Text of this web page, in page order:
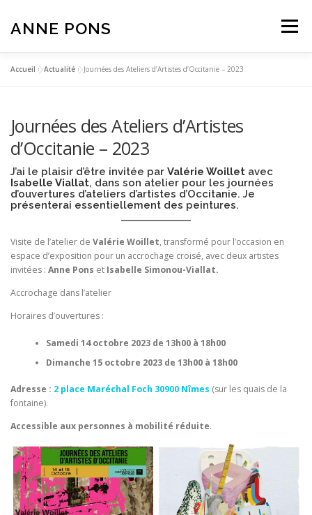
contenu
ANNE PONS Menu
TEXTES CONTACT
Accueil »Actualité »Journées des Ateliers d’Artistes d’Occitanie – 2023
Journées des Ateliers d’Artistes
d’Occitanie – 2023
J’ai le plaisir d’être invitée par Valérie Woillet avec
Isabelle Viallat, dans son atelier pour les journées
d’ouvertures d’ateliers d’artistes d’Occitanie. Je
présenterai essentiellement des peintures.
Visite de l’atelier de Valérie Woillet, transformé pour l’occasion en
espace d’exposition pour un accrochage croisé, avec deux artistes
invitées : Anne Pons et Isabelle Simonou-Viallat.
Accrochage dans l’atelier
Horaires d’ouvertures :
Samedi 14 octobre 2023 de 13h00 à 18h00
Dimanche 15 octobre 2023 de 13h00 à 18h00
Adresse : 2 place Maréchal Foch 30900 Nîmes (sur les quais de la
fontaine).
Accessible aux personnes à mobilité réduite.